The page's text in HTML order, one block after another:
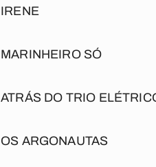
IRENE
MARINHEIRO SÓ
ATRÁS DO TRIO
OS ARGONAUTAS